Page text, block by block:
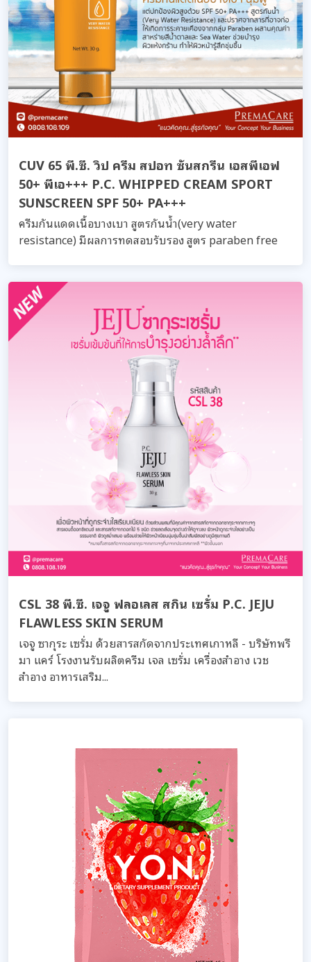
CUV 65 พี.ซี. วิป ครีม สปอท ซันสกรีน เอสพีเอฟ
50+ พีเอ+++ P.C. WHIPPED CREAM SPORT
SUNSCREEN SPF 50+ PA+++
ครีมกันแดดเนื้อบางเบา สูตรกันน้ำ(very water
resistance) มีผลการทดสอบรับรอง สูตร paraben free
CSL 38 พี.ซี. เจจู ฟลอเลส สกิน เซรั่ม P.C. JEJU
FLAWLESS SKIN SERUM
เจจู ซากุระ เซรั่ม ด้วยสารสกัดจากประเทศเกาหลี - บริษัทพรี
มา แคร์ โรงงานรับผลิตครีม เจล เซรั่ม เครื่องสำอาง เวช
สำอาง อาหารเสริม...